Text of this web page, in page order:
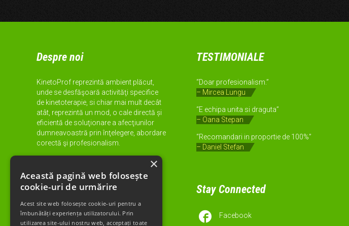
Despre noi
KinetoProf reprezintă ambient plăcut,
unde se desfăşoară activităţi specifice
de kinetoterapie, si chiar mai mult decât
atât, reprezintă un mod, o cale directă și
eficientă de soluţionare a afecţiunilor
dumneavoastră prin înţelegere, abordare
corectă şi profesionalism.
Contact 
POLITICA
COOKIES
POLITICA DE CONFIDENTIALITATE
TESTIMONIALE
“Doar profesionalism.”
– Mircea Lungu
“E echipa unita si draguta”
– Oana Stepan
“Recomandari in proportie de 100%”
– Daniel Stefan
Stay Connected
 Facebook
Această pagină web folosește
cookie-uri de urmărire
Acest site web folosește cookie-uri pentru a
îmbunătăți experiența utilizatorului. Prin
utilizarea site-ului nostru web, acceptați toate
×